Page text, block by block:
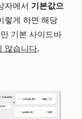
자에서 기본값으
렇게 하면 해당
기본 사이드바
않습니다.